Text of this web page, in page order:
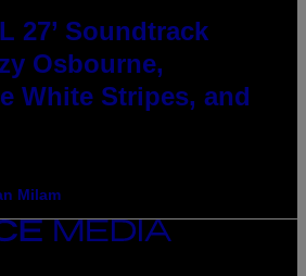
27’ Soundtrack
Osbourne,
White Stripes, and
Milam